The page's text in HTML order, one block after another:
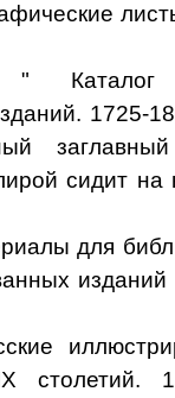
" Каталог
1725-
сидит на
для
столетий.